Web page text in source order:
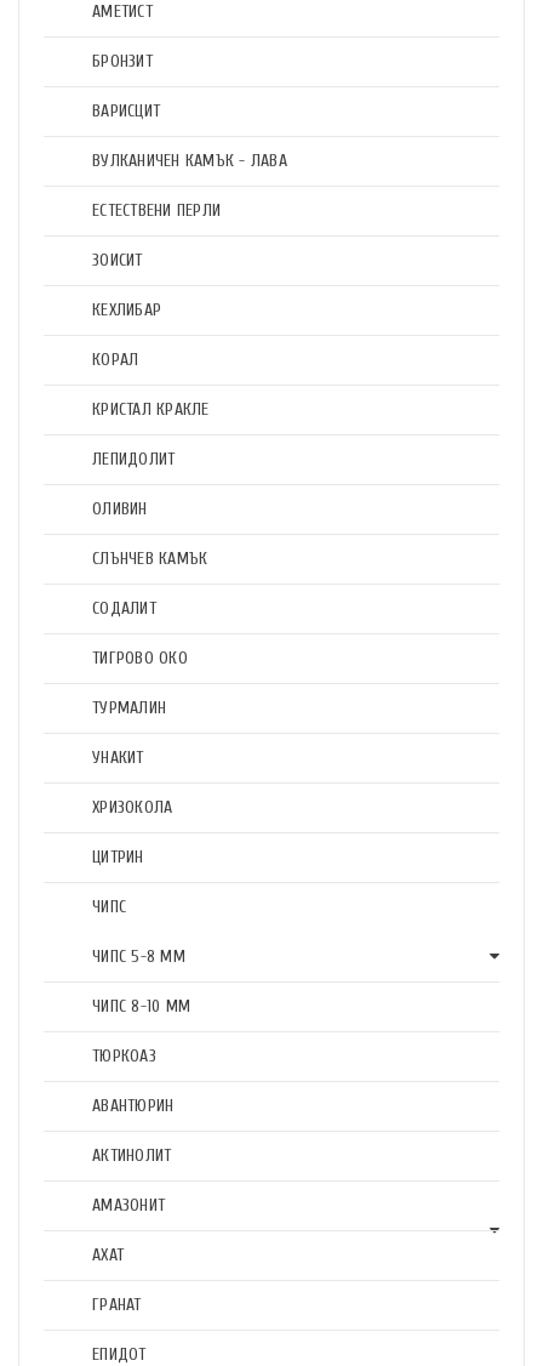
АМЕТИСТ
БРОНЗИТ
ВАРИСЦИТ
ВУЛКАНИЧЕН КАМЪК - ЛАВА
ЕСТЕСТВЕНИ ПЕРЛИ
ЗОИСИТ
КЕХЛИБАР
КОРАЛ
КРИСТАЛ КРАКЛЕ
ЛЕПИДОЛИТ
ОЛИВИН
СЛЪНЧЕВ КАМЪК
СОДАЛИТ
ТИГРОВО ОКО
ТУРМАЛИН
УНАКИТ
ХРИЗОКОЛА
ЦИТРИН
ЧИПС
ЧИПС 5-8 ММ
ЧИПС 8-10 ММ
ТЮРКОАЗ
АВАНТЮРИН
АКТИНОЛИТ
АМАЗОНИТ
АХАТ
ГРАНАТ
ЕПИДОТ